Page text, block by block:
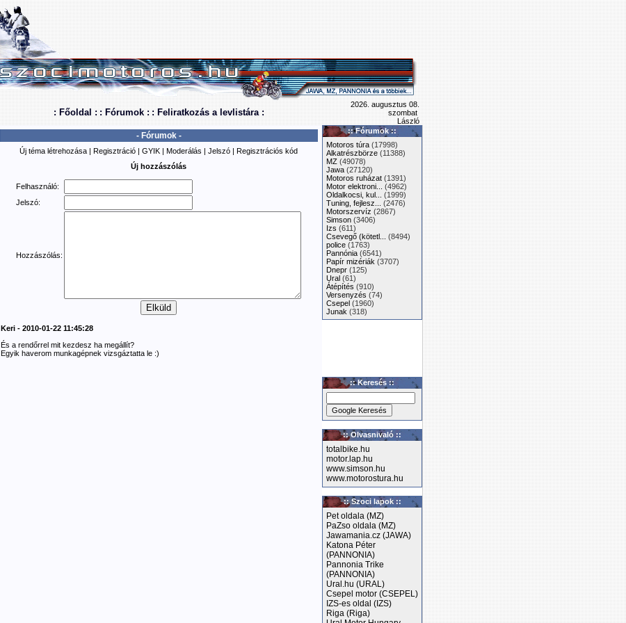
: Főoldal : : Fórumok : : Feliratkozás a levlistára :
2026. augusztus 08.
szombat
László
- Fórumok -
Új téma létrehozása | Regisztráció | GYIK | Moderálás | Jelszó | Regisztrációs kód
Új hozzászólás
Felhasználó:
Jelszó:
Hozzászólás:
Keri - 2010-01-22 11:45:28
És a rendőrrel mit kezdesz ha megállít?
Egyik haverom munkagépnek vizsgáztatta le :)
:: Fórumok ::
Motoros túra (17998)
Alkatrészbörze (11388)
MZ (49078)
Jawa (27120)
Motoros ruházat (1391)
Motor elektroni...
(4962)
Oldalkocsi, kul...
(1999)
Tuning, fejlesz...
(2476)
Motorszervíz (2867)
Simson (3406)
Izs (611)
Csevegő (kötetl...
(8494)
police (1763)
Pannónia (6541)
Papír mizériák (3707)
Dnepr (125)
Ural (61)
Átépítés (910)
Versenyzés (74)
Csepel (1960)
Junak (318)
:: Keresés ::
:: Olvasnivaló ::
totalbike.hu
motor.lap.hu
www.simson.hu
www.motorostura.hu
:: Szoci lapok ::
Pet oldala (MZ)
PaZso oldala (MZ)
Jawamania.cz (JAWA)
Katona Péter
(PANNONIA)
Pannonia Trike
(PANNONIA)
Ural.hu (URAL)
Csepel motor (CSEPEL)
IZS-es oldal (IZS)
Riga (Riga)